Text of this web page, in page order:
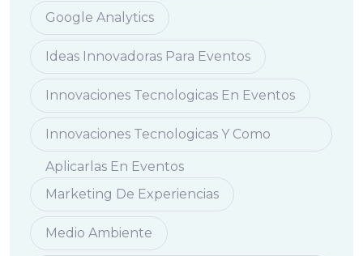
Google Analytics
Ideas Innovadoras Para Eventos
Innovaciones Tecnologicas En Eventos
Innovaciones Tecnologicas Y Como
Aplicarlas En Eventos
Marketing De Experiencias
Medio Ambiente